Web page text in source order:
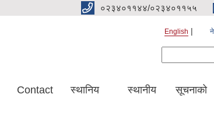
०२३४०११४४/०२३४०११५५
English
Contact स्थानिय स्थानीय सूचनाको